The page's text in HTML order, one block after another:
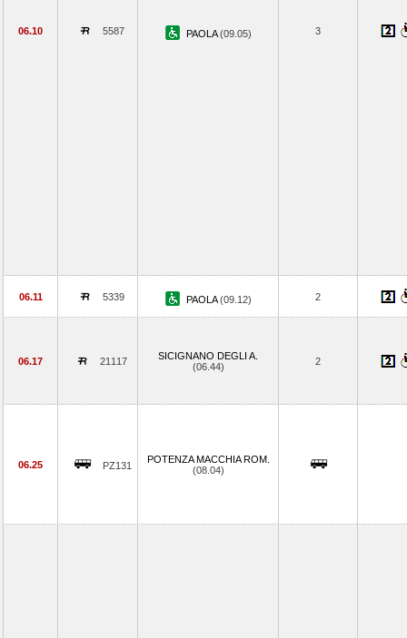
06.10 5587 PAOLA(09.05) 3
06.11 5339 PAOLA(09.12) 2
06.17 21117
SICIGNANO DEGLI A.
(06.44)
2
06.25 PZ131
POTENZA MACCHIA ROM.
(08.04)